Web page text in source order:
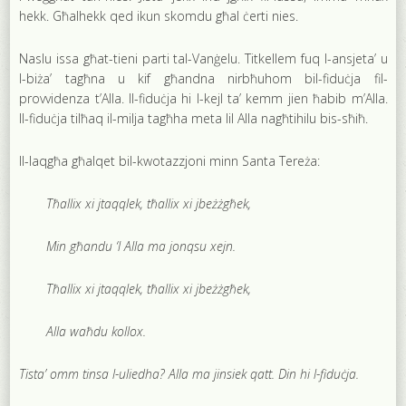
hekk. Għalhekk qed ikun skomdu għal ċerti nies.
Naslu issa għat-tieni parti tal-Vanġelu. Titkellem fuq l-ansjeta’ u
l-biża’ tagħna u kif għandna nirbħuhom bil-fiduċja fil-
provvidenza t’Alla. Il-fiduċja hi l-kejl ta’ kemm jien ħabib m’Alla.
Il-fiduċja tilħaq il-milja tagħha meta lil Alla nagħtihilu bis-sħiħ.
Il-laqgħa għalqet bil-kwotazzjoni minn Santa Tereża:
Tħallix xi jtaqqlek, tħallix xi jbeżżgħek,
Min għandu ‘l Alla ma jonqsu xejn.
Tħallix xi jtaqqlek, tħallix xi jbeżżgħek,
Alla waħdu kollox.
Tista’ omm tinsa l-uliedha? Alla ma jinsiek qatt. Din hi l-fiduċja.